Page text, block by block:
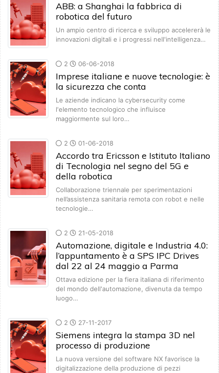
ABB: a Shanghai la fabbrica di
robotica del futuro
Un ampio centro di ricerca e sviluppo accelererà le
innovazioni digitali e i progressi nell'intelligenza…
2 06-06-2018
Imprese italiane e nuove tecnologie: è
la sicurezza che conta
Le aziende indicano la cybersecurity come
l'elemento tecnologico che influisce
maggiormente sul loro…
2 01-06-2018
Accordo tra Ericsson e Istituto Italiano
di Tecnologia nel segno del 5G e
della robotica
Collaborazione triennale per sperimentazioni
nell’assistenza sanitaria remota con robot e nelle
tecnologie…
2 21-05-2018
Automazione, digitale e Industria 4.0:
l’appuntamento è a SPS IPC Drives
dal 22 al 24 maggio a Parma
Ottava edizione per la fiera italiana di riferimento
del mondo dell'automazione, divenuta da tempo
luogo…
2 27-11-2017
Siemens integra la stampa 3D nel
processo di produzione
La nuova versione del software NX favorisce la
digitalizzazione della produzione di pezzi